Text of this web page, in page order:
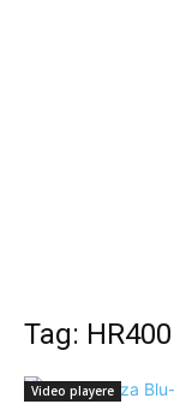
Tag: HR400
Video playere